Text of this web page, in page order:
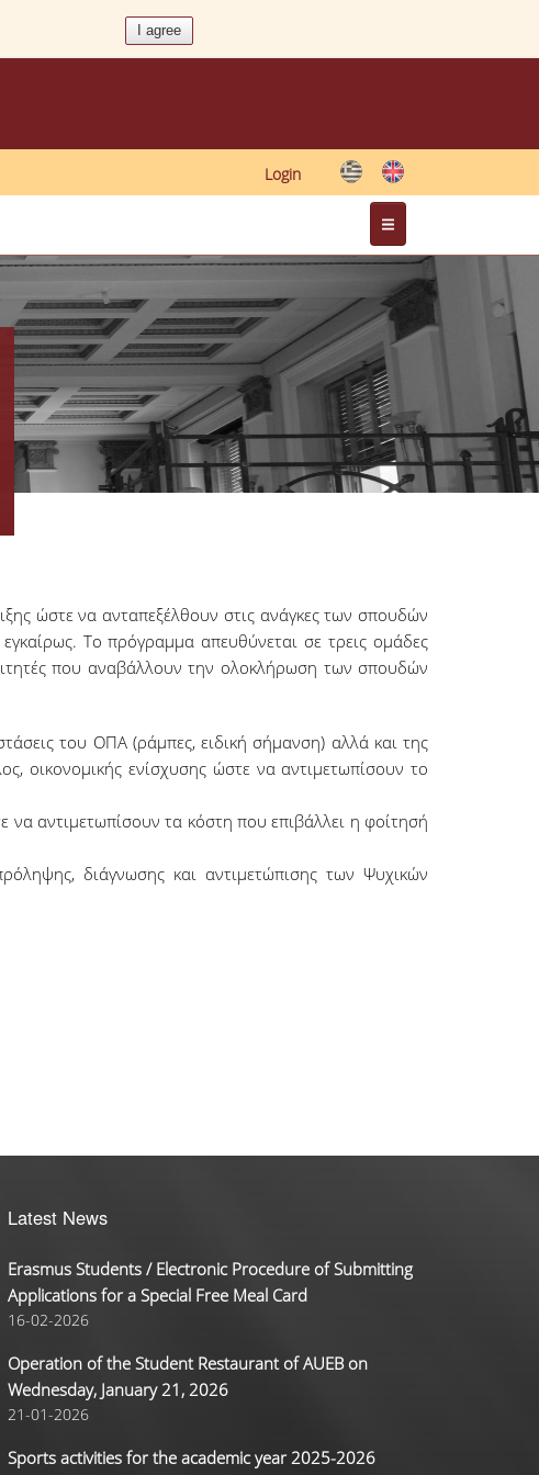
Login
ώστε να ανταπεξέλθουν στις ανάγκες των σπουδών
Το πρόγραμμα απευθύνεται σε τρεις ομάδες
που αναβάλλουν την ολοκλήρωση των σπουδών
του ΟΠΑ (ράμπες, ειδική σήμανση) αλλά και της
οικονομικής ενίσχυσης ώστε να αντιμετωπίσουν το
να αντιμετωπίσουν τα κόστη που επιβάλλει η φοίτησή
διάγνωσης και αντιμετώπισης των Ψυχικών
Latest News
Erasmus Students / Electronic Procedure of Submitting
Applications for a Special Free Meal Card
16-02-2026
Operation of the Student Restaurant of AUEB on
Wednesday, January 21, 2026
21-01-2026
Sports activities for the academic year 2025-2026